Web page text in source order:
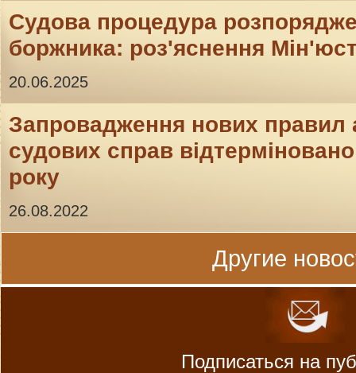
Судова процедура
боржника: роз'яснення
20.06.2025
Запровадження нових правил
судових справ
року
26.08.2022
Другие
Подписаться на